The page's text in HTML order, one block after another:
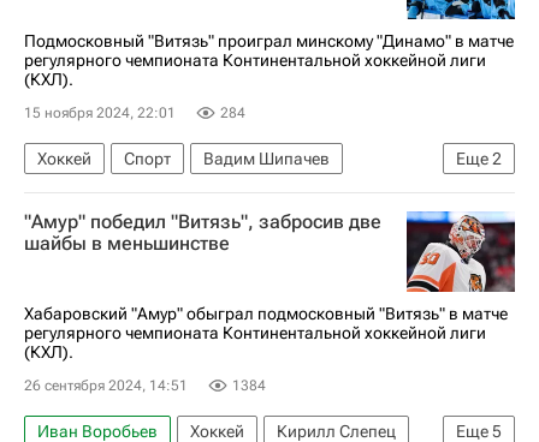
Подмосковный "Витязь" проиграл минскому "Динамо" в матче
регулярного чемпионата Континентальной хоккейной лиги
(КХЛ).
15 ноября 2024, 22:01 284
Еще2
Хоккей Спорт
Вадим Шипачев
Динамо (Минск)
Витязь
"Амур" победил "Витязь", забросив две
шайбы в меньшинстве
Хабаровский "Амур" обыграл подмосковный "Витязь" в матче
регулярного чемпионата Континентальной хоккейной лиги
(КХЛ).
26 сентября 2024, 14:51 1384
Еще5
Иван Воробьев Хоккей
Кирилл Слепец